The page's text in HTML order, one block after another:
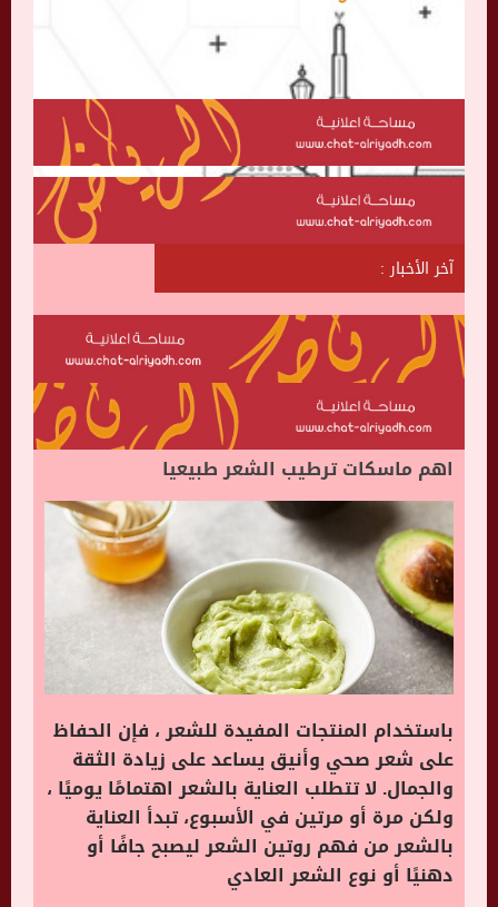
آخر الأخبار :
اهم ماسكات ترطيب الشعر طبيعيا
باستخدام المنتجات المفيدة للشعر ، فإن الحفاظ
على شعر صحي وأنيق يساعد على زيادة الثقة
والجمال. لا تتطلب العناية بالشعر اهتمامًا يوميًا ،
ولكن مرة أو مرتين في الأسبوع، تبدأ العناية
بالشعر من فهم روتين الشعر ليصبح جافًا أو
دهنيًا أو نوع الشعر العادي